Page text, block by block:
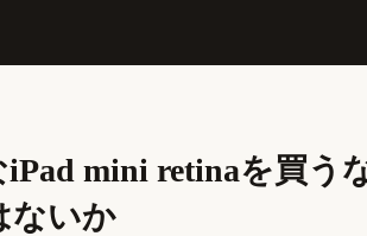
mini retinaを買う
ないか